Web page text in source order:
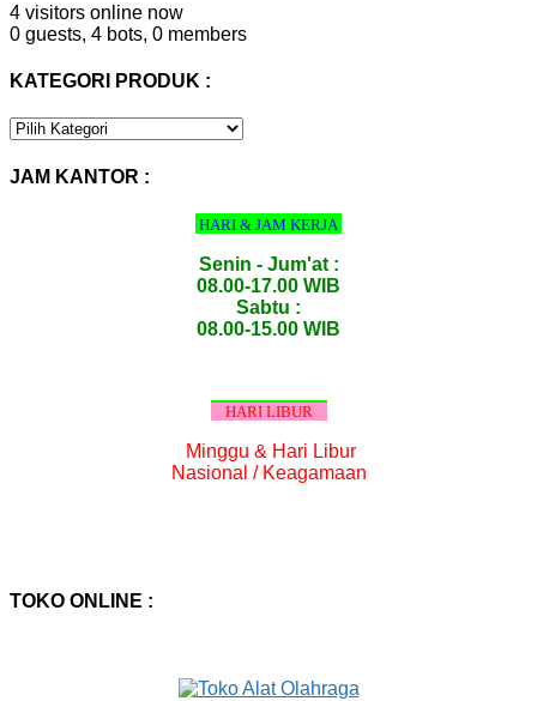
4 visitors online now
0 guests, 4 bots, 0 members
KATEGORI PRODUK :
KATEGORI
JAM KANTOR :
HARI & JAM KERJA
Senin - Jum'at :
08.00-17.00 WIB
Sabtu :
08.00-15.00 WIB
HARI LIBUR
Minggu & Hari Libur
Nasional / Keagamaan
TOKO ONLINE :